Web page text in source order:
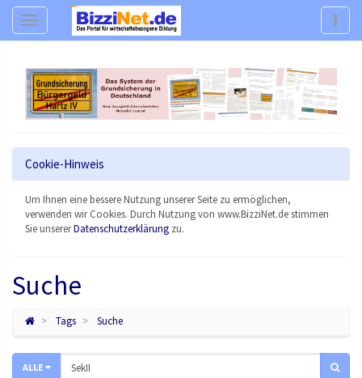
Navigation
Cookie-Hinweis
Um Ihnen eine bessere Nutzung unserer Seite zu ermöglichen,
verwenden wir Cookies. Durch Nutzung von www.BizziNet.de stimmen
Sie unsererDatenschutzerklärung zu.
Suche
Tags Suche
ALLE